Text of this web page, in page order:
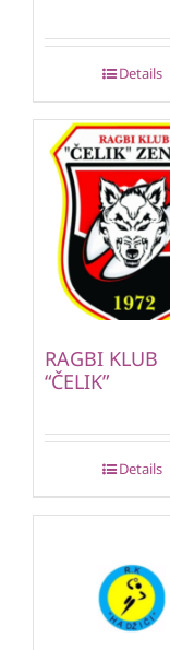
Details
RAGBI KLUB
“ČELIK”
Details